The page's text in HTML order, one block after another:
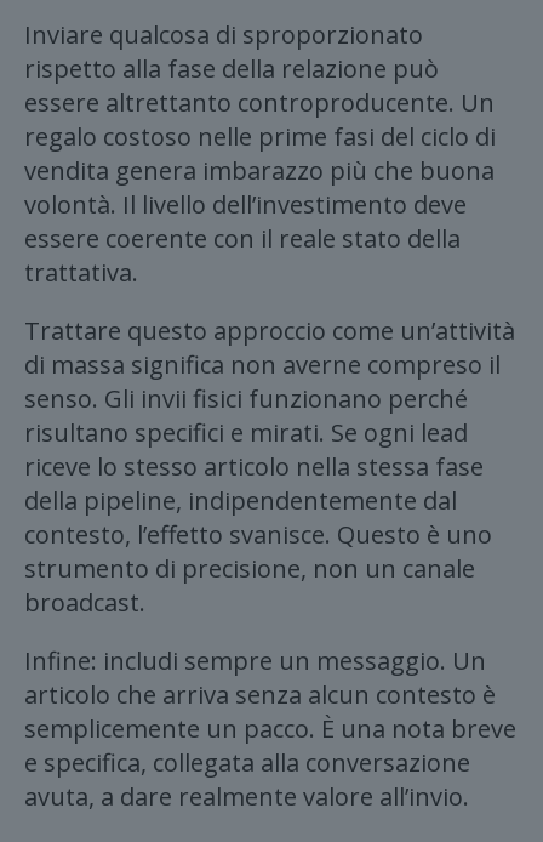
Inviare qualcosa di sproporzionato
rispetto alla fase della relazione può
essere altrettanto controproducente. Un
regalo costoso nelle prime fasi del ciclo di
vendita genera imbarazzo più che buona
volontà. Il livello dell’investimento deve
essere coerente con il reale stato della
trattativa.
Trattare questo approccio come un’attività
di massa significa non averne compreso il
senso. Gli invii fisici funzionano perché
risultano specifici e mirati. Se ogni lead
riceve lo stesso articolo nella stessa fase
della pipeline, indipendentemente dal
contesto, l’effetto svanisce. Questo è uno
strumento di precisione, non un canale
broadcast.
Infine: includi sempre un messaggio. Un
articolo che arriva senza alcun contesto è
semplicemente un pacco. È una nota breve
e specifica, collegata alla conversazione
avuta, a dare realmente valore all’invio.